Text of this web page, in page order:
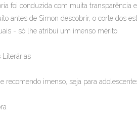
foi conduzida com muita transparência
antes de Simon descobrir, o corte dos
- só lhe atribui um imenso mérito.
Literárias
recomendo imenso, seja para